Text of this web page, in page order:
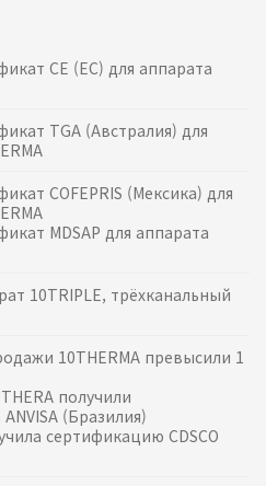
CE (ЕС) для аппарата
TGA (Австралия) для
COFEPRIS (Мексика) для
MDSAP для аппарата
10TRIPLE, трёхканальный
10THERMA превысили 1
получили
(Бразилия)
сертификацию CDSCO